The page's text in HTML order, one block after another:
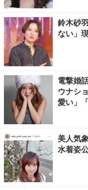
鈴木砂
ない」
電撃婚
ウナシ
愛い」
美人気
水着姿